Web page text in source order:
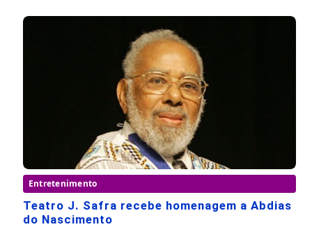
Entretenimento
Teatro J. Safra recebe homenagem a Abdias
do Nascimento